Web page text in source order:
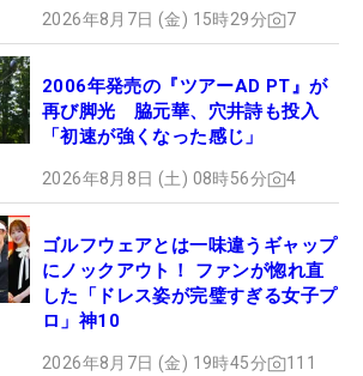
2026年8月7日 (金) 15時29分 7
2006年発売の『ツアーAD PT』が
再び脚光 脇元華、穴井詩も投入
「初速が強くなった感じ」
2026年8月8日 (土) 08時56分 4
ゴルフウェアとは一味違うギャップ
にノックアウト！ ファンが惚れ直
した「ドレス姿が完璧すぎる女子プ
ロ」神10
2026年8月7日 (金) 19時45分 111